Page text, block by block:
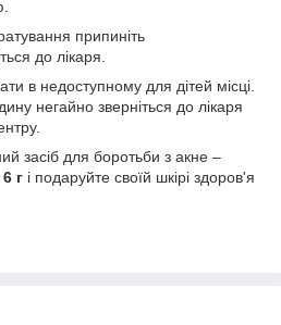
припиніть
до лікаря.
в недоступному для дітей місці.
негайно зверніться до лікаря
засіб для боротьби з акне –
г і подаруйте своїй шкірі здоров'я